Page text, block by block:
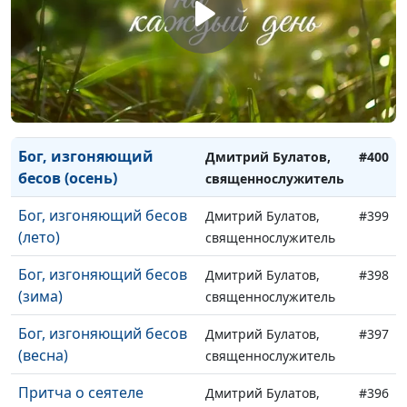
Свиньи и бесы (зима)
Дмитрий Булатов,
священнослужитель
#402
Свиньи и бесы (весна)
Дмитрий Булатов,
священнослужитель
#401
Бог, изгоняющий
бесов (осень)
Дмитрий Булатов,
священнослужитель
#400
Бог, изгоняющий бесов
(лето)
Дмитрий Булатов,
священнослужитель
#399
Бог, изгоняющий бесов
(зима)
Дмитрий Булатов,
священнослужитель
#398
Бог, изгоняющий бесов
(весна)
Дмитрий Булатов,
священнослужитель
#397
Притча о сеятеле
Дмитрий Булатов,
#396